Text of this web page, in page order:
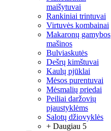
maišytuvai
Rankiniai trintuvai
Virtuvės kombainai
Makaronų gamybos
mašinos
Bulviaskutės
Dešrų kimštuvai
Kaulų pjūklai
Mėsos purentuvai
Mėsmalių priedai
Peiliai daržovių
pjaustyklėms
Salotų džiovyklės
+ Daugiau 5